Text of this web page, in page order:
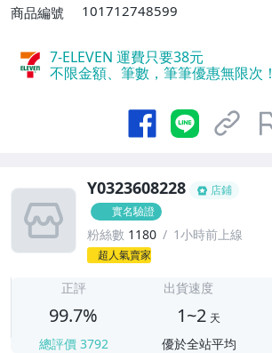
商品編號
101712748599
7-ELEVEN 運費只要38元
不限金額、筆數，筆筆優惠無限次！
Y0323608228
店鋪
實名驗證
粉絲數 1180 1小時前上線
超人氣賣家
正評
99.7%
總評價 3792
出貨速度
1~2 天
優於全站平均